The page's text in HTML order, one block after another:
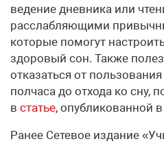
ведение дневника или
расслабляющими
которые помогут
здоровый сон. Также
отказаться от
полчаса до отхода ко сну,
в статье, опубликованной
Ранее Сетевое издание